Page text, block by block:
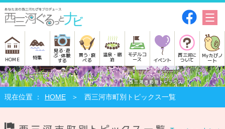
HOME 特集
見る･遊
ぶ･体験
する
買う･食
べる
温泉・宿
泊
モデルコ
ース イベント
西三河に
ついて
Myたびノ
ート
HOME 西三河市町別トピックス一覧